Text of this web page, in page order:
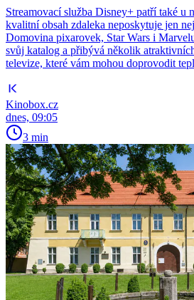
Streamovací služba Disney+ patří také u
kvalitní obsah zdaleka neposkytuje jen
Domovina pixarovek, Star Wars i
svůj katalog a přibývá několik
televize, které vám mohou doprovodit
Kinobox.cz
dnes, 09:05
3 min